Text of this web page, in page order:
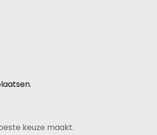
keuze maakt.